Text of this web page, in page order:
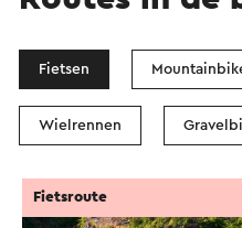
Fietsen
Wielrennen
Fietsroute